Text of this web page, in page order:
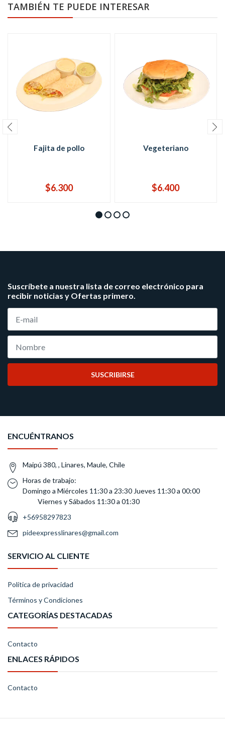
TAMBIÉN TE PUEDE INTERESAR
Fajita de pollo
$6.300
Vegeteriano
$6.400
Suscríbete a nuestra lista de correo electrónico para
recibir noticias y Ofertas primero.
SUSCRIBIRSE
ENCUÉNTRANOS
Maipú 380, , Linares, Maule, Chile
Horas de trabajo:
Domingo a Miércoles 11:30 a 23:30 Jueves 11:30 a 00:00
Viernes y Sábados 11:30 a 01:30
+56958297823
pideexpresslinares@gmail.com
SERVICIO AL CLIENTE
Política de privacidad
Términos y Condiciones
CATEGORÍAS DESTACADAS
Contacto
ENLACES RÁPIDOS
Contacto